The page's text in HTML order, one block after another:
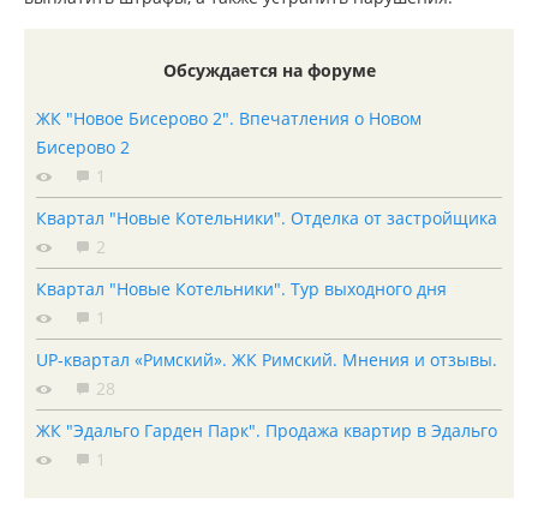
Обсуждается на форуме
ЖК "Новое Бисерово 2". Впечатления о Новом
Бисерово 2
1
Квартал "Новые Котельники". Отделка от застройщика
2
Квартал "Новые Котельники". Тур выходного дня
1
UP-квартал «Римский». ЖК Римский. Мнения и отзывы.
28
ЖК "Эдальго Гарден Парк". Продажа квартир в Эдальго
1